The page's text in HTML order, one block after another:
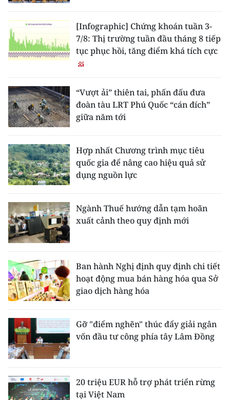
[Infographic] Chứng khoán tuần 3-
7/8: Thị trường tuần đầu tháng 8 tiếp
tục phục hồi, tăng điểm khá tích cực
“Vượt ải” thiên tai, phấn đấu đưa
đoàn tàu LRT Phú Quốc “cán đích”
giữa năm tới
Hợp nhất Chương trình mục tiêu
quốc gia để nâng cao hiệu quả sử
dụng nguồn lực
Ngành Thuế hướng dẫn tạm hoãn
xuất cảnh theo quy định mới
Ban hành Nghị định quy định chi tiết
hoạt động mua bán hàng hóa qua Sở
giao dịch hàng hóa
Gỡ "điểm nghẽn" thúc đẩy giải ngân
vốn đầu tư công phía tây Lâm Đồng
20 triệu EUR hỗ trợ phát triển rừng
tại Việt Nam